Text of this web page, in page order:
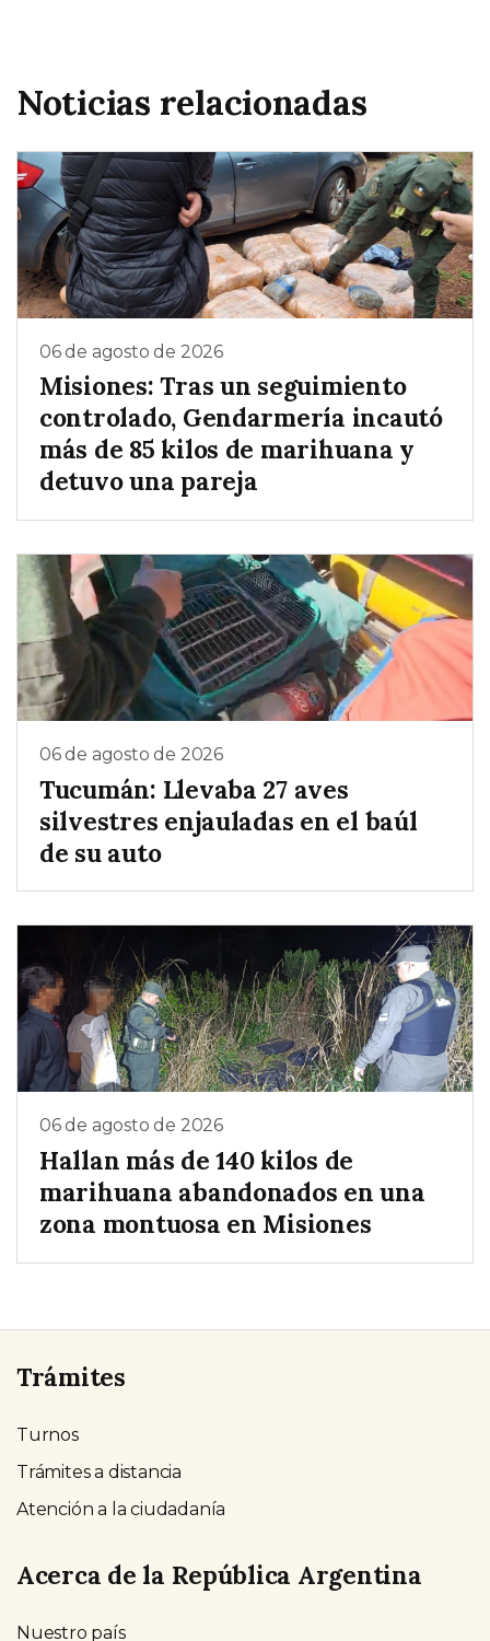
Noticias relacionadas
06 de agosto de 2026
Misiones: Tras un seguimiento
controlado, Gendarmería incautó
más de 85 kilos de marihuana y
detuvo una pareja
06 de agosto de 2026
Tucumán: Llevaba 27 aves
silvestres enjauladas en el baúl
de su auto
06 de agosto de 2026
Hallan más de 140 kilos de
marihuana abandonados en una
zona montuosa en Misiones
Trámites
Turnos
Trámites a distancia
Atención a la ciudadanía
Acerca de la República Argentina
Nuestro país